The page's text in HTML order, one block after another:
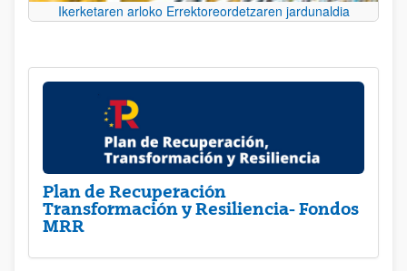
Ikerketaren arloko Errektoreordetzaren jardunaldia
Plan de Recuperación
Transformación y Resiliencia- Fondos
MRR